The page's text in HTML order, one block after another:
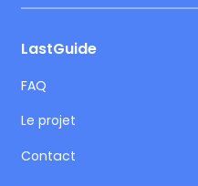
LastGuide
FAQ
Le projet
Contact